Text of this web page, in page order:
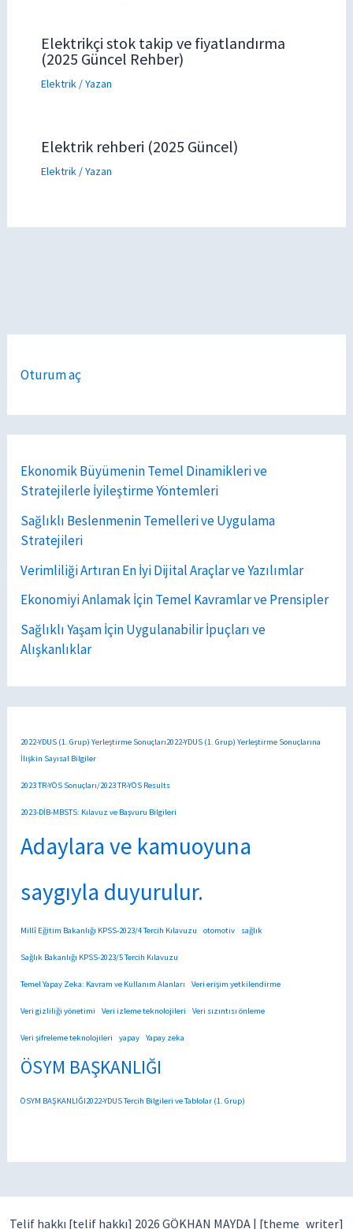
Elektrikçi stok takip ve fiyatlandırma
(2025 Güncel Rehber)
Elektrik/ Yazan
Elektrik rehberi (2025 Güncel)
Elektrik/ Yazan
Oturum aç
Ekonomik Büyümenin Temel Dinamikleri ve
Stratejilerle İyileştirme Yöntemleri
Sağlıklı Beslenmenin Temelleri ve Uygulama
Stratejileri
Verimliliği Artıran En İyi Dijital Araçlar ve Yazılımlar
Ekonomiyi Anlamak İçin Temel Kavramlar ve Prensipler
Sağlıklı Yaşam İçin Uygulanabilir İpuçları ve
Alışkanlıklar
2022-YDUS (1. Grup) Yerleştirme Sonuçları2022-YDUS (1. Grup) Yerleştirme Sonuçlarına
İlişkin Sayısal Bilgiler
2023 TR-YÖS Sonuçları/2023 TR-YÖS Results
2023-DİB-MBSTS: Kılavuz ve Başvuru Bilgileri
Adaylara ve kamuoyuna
saygıyla duyurulur.
Millî Eğitim Bakanlığı KPSS-2023/4 Tercih Kılavuzu otomotiv sağlık
Sağlık Bakanlığı KPSS-2023/5 Tercih Kılavuzu
Temel Yapay Zeka: Kavram ve Kullanım Alanları Veri erişim yetkilendirme
Veri gizliliği yönetimi Veri izleme teknolojileri Veri sızıntısı önleme
Veri şifreleme teknolojileri yapay Yapay zeka
ÖSYM BAŞKANLIĞI
ÖSYM BAŞKANLIĞI2022-YDUS Tercih Bilgileri ve Tablolar (1. Grup)
Telif hakkı [telif hakkı] 2026 GÖKHAN MAYDA | [theme_writer]